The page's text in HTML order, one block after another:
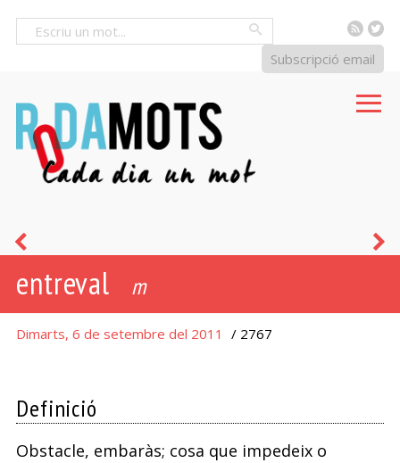
RSS
Subscripció email
entreval m
Dimarts, 6 de setembre del 2011 / 2767
Definició
Obstacle, embaràs; cosa que impedeix o
no
dir
ni